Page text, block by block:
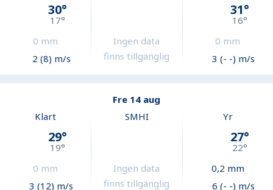
30°
17°
0 mm
2 (8) m/s
Ingen data
finns tillgänglig
31°
16°
0 mm
3 (- -) m/s
Fre 14 aug
Klart
29°
19°
0 mm
3 (12) m/s
SMHI
Ingen data
finns tillgänglig
Yr
27°
22°
0,2 mm
6 (- -) m/s